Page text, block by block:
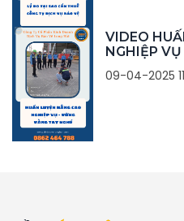
VIDEO
NGHIỆP
09-04-2025